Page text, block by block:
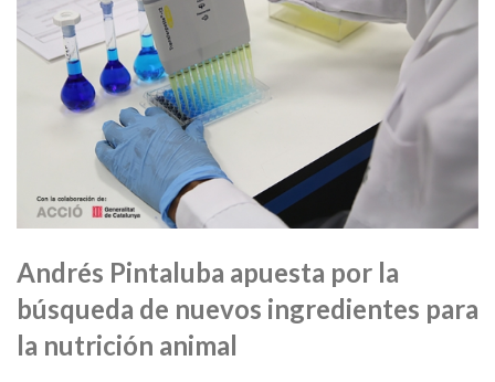
Andrés Pintaluba apuesta por la
búsqueda de nuevos ingredientes para
la nutrición animal